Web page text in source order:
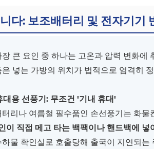
려주는 가방 배분 실전 체크리스트
다: 보조배터리 및 전자기기
큰 요인 중 하나는 고온과 압력 변화에
넣는 가방의 위치가 법적으로 엄격히
용 선풍기: 무조건 '기내 휴대'
리나 여름철 필수품인 손선풍기는 화
이 직접 메고 타는 백팩이나 핸드백에
물 확인실로 호출당해 출국이 지연되는